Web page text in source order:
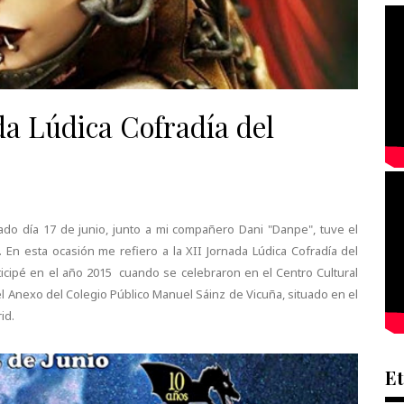
Lúdica Cofradía del
día 17 de junio, junto a mi compañero Dani "Danpe", tuve el
esta ocasión me refiero a la XII Jornada Lúdica Cofradía del
en el año 2015 cuando se celebraron en el Centro Cultural
del Colegio Público Manuel Sáinz de Vicuña, situado en el